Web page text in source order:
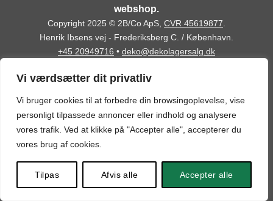
Vi værdsætter dit privatliv
Vi bruger cookies til at forbedre din browsingoplevelse, vise
personligt tilpassede annoncer eller indhold og analysere
vores trafik. Ved at klikke på "Accepter alle", accepterer du
vores brug af cookies.
Tilpas Afvis alle Accepter alle
webshop.
Copyright 2025 © 2B/Co ApS, CVR 45619877.
Henrik Ibsens vej - Frederiksberg C. / København.
+45 20949716 • deko@dekolagersalg.dk